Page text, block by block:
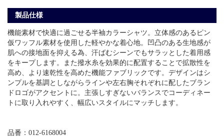
製品仕様
機能素材で快適に過ごせる半袖カラーシャツ。立体感のあるピン
仮ワッフル素材を使用した軽やかな着心地。凹凸のある生地感が
肌への接地面を抑える為、汗ばむシーンでもサラッとした着用感
をキープします。また撥水糸を効果的に配置することで拡散性を
高め、より速乾性を高めた機能ファブリックです。デザインはシ
ンプルを基調としながらラインや左右胸それぞれに配したブラン
ドロゴがアクセントに。主張しすぎないバランスでコーディネー
トに取り入れやすく、幅広いスタイルにマッチします。
品番：012-6168004